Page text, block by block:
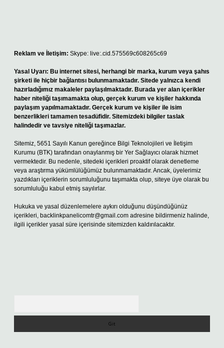
Reklam ve İletişim: Skype: live:.cid.575569c608265c69
Yasal Uyarı: Bu internet sitesi, herhangi bir marka, kurum veya şahıs
şirketi ile hiçbir bağlantısı bulunmamaktadır. Sitede yalnızca kendi
hazırladığımız makaleler paylaşılmaktadır. Burada yer alan içerikler
haber niteliği taşımamakta olup, gerçek kurum ve kişiler hakkında
paylaşım yapılmamaktadır. Gerçek kurum ve kişiler ile isim
benzerlikleri tamamen tesadüfidir. Sitemizdeki bilgiler taslak
halindedir ve tavsiye niteliği taşımazlar.
Sitemiz, 5651 Sayılı Kanun gereğince Bilgi Teknolojileri ve İletişim
Kurumu (BTK) tarafından onaylanmış bir Yer Sağlayıcı olarak hizmet
vermektedir. Bu nedenle, sitedeki içerikleri proaktif olarak denetleme
veya araştırma yükümlülüğümüz bulunmamaktadır. Ancak, üyelerimiz
yazdıkları içeriklerin sorumluluğunu taşımakta olup, siteye üye olarak bu
sorumluluğu kabul etmiş sayılırlar.
Hukuka ve yasal düzenlemelere aykırı olduğunu düşündüğünüz
içerikleri, backlinkpanelicomtr@gmail.com adresine bildirmeniz halinde,
ilgili içerikler yasal süre içerisinde sitemizden kaldırılacaktır.